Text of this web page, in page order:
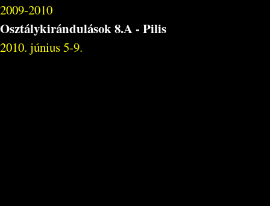
2009-2010
Osztálykirándulások 8.A - Pilis
2010. június 5-9.